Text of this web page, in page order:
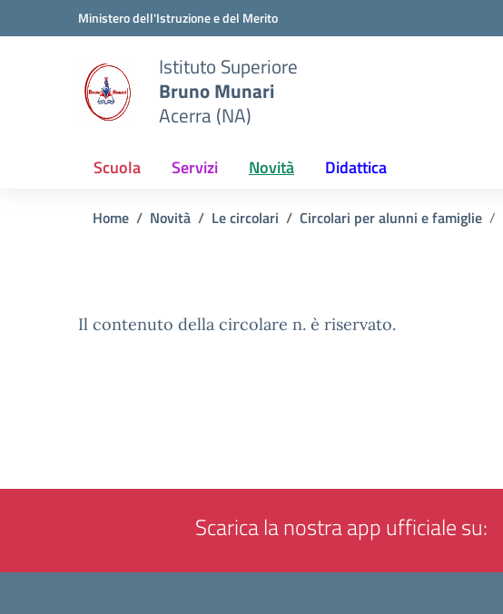
Vai ai contenuti
Vai al menu di navigazioneMinistero dell'Istruzione e del Merito
Istituto Superiore
Bruno Munari
Acerra (NA)
Scuola Servizi Novità Didattica
Home Novità Le circolari Circolari per alunni e famiglie
Il contenuto della circolare n. è riservato.
Scarica la nostra app ufficiale su: